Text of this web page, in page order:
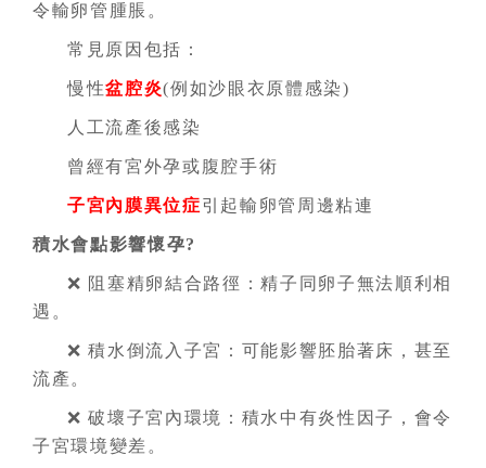
令輸卵管腫脹。
常見原因包括：
慢性盆腔炎(例如沙眼衣原體感染)
人工流產後感染
曾經有宮外孕或腹腔手術
子宮內膜異位症引起輸卵管周邊粘連
積水會點影響懷孕?
❌ 阻塞精卵結合路徑：精子同卵子無法順利相
遇。
❌ 積水倒流入子宮：可能影響胚胎著床，甚至
流產。
❌ 破壞子宮內環境：積水中有炎性因子，會令
子宮環境變差。